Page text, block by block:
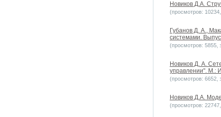
Новиков Д.А.
(просмотров:
Губанов Д. А.,
системами.
(просмотров: 5855,
Новиков Д. А.
управлении". М.:
(просмотров: 6652,
Новиков Д.А.
(просмотров: